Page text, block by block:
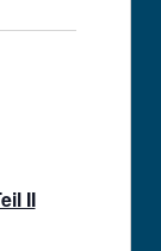
II